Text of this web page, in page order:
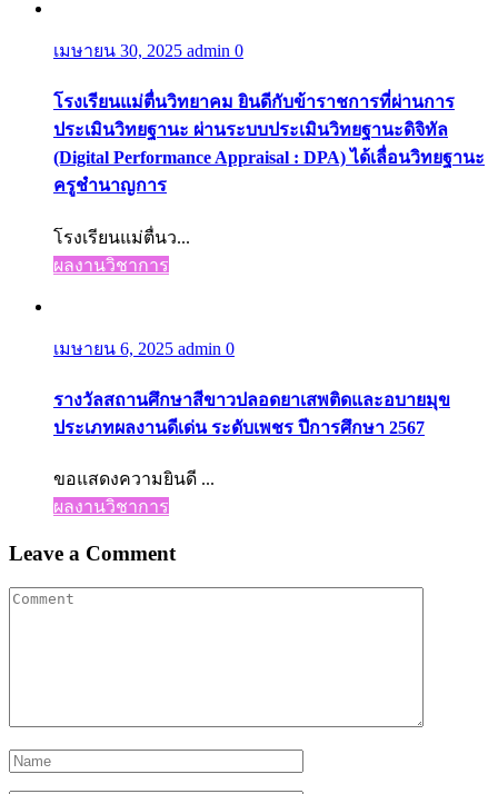
เมษายน 30, 2025 admin 0
โรงเรียนแม่ตื่นวิทยาคม ยินดีกับข้าราชการที่ผ่านการ
ประเมินวิทยฐานะ ผ่านระบบประเมินวิทยฐานะดิจิทัล
(Digital Performance Appraisal : DPA) ได้เลื่อนวิทยฐานะ
ครูชำนาญการ
โรงเรียนแม่ตื่นว...
ผลงานวิชาการ
เมษายน 6, 2025 admin 0
รางวัลสถานศึกษาสีขาวปลอดยาเสพติดและอบายมุข
ประเภทผลงานดีเด่น ระดับเพชร ปีการศึกษา 2567
ขอแสดงความยินดี ...
ผลงานวิชาการ
Leave a Comment